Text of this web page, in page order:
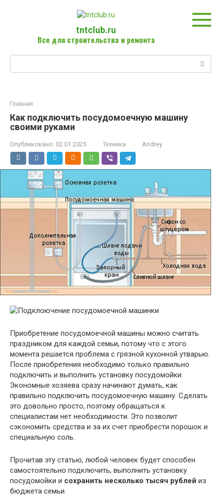
tntclub.ru
Все для строительства и ремонта
Главная
Как подключить посудомоечную машину
своими руками
Опубликовано: 02.01.2025 Техника Andrey
Приобретение посудомоечной машины можно считать
праздником для каждой семьи, потому что с этого
момента решается проблема с грязной кухонной утварью.
После приобретения необходимо только правильно
подключить и выполнить установку посудомойки.
Экономные хозяева сразу начинают думать, как
правильно подключить посудомоечную машину. Сделать
это довольно просто, поэтому обращаться к
специалистам нет необходимости. Это позволит
сэкономить средства и за их счет приобрести порошок и
специальную соль.
Прочитав эту статью, любой человек будет способен
самостоятельно подключить, выполнить установку
посудомойки и сохранить несколько тысяч рублей из
бюджета семьи.